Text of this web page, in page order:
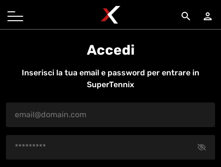
search person
Accedi
Inserisci la tua email e password per entrare in
SuperTennix